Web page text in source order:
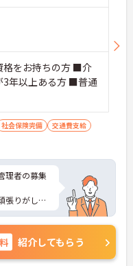
をお持ちの方 ■介
3年以上ある方 ■普通
社会保険完備
交通費支給
理者の募集
張りがしっ
ど、さらに
談くださ
紹介してもらう